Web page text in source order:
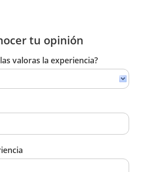
tu opinión
valoras la experiencia?